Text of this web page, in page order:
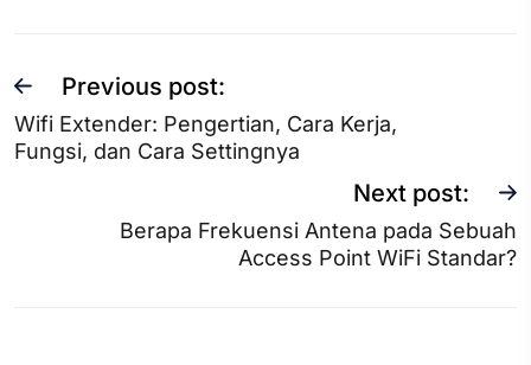
Previous post:
Wifi Extender: Pengertian, Cara Kerja,
Fungsi, dan Cara Settingnya
Next post:
Berapa Frekuensi Antena pada Sebuah
Access Point WiFi Standar?